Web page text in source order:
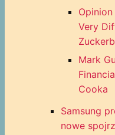
Opinion
Very
Mark
Cooka
Samsung
nowe